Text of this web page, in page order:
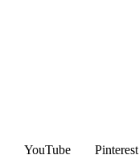
YouTube Pinterest